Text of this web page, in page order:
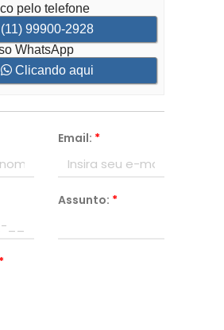
pelo telefone
(11) 99900-2928
WhatsApp
Clicando aqui
Email: *
Assunto: *
*